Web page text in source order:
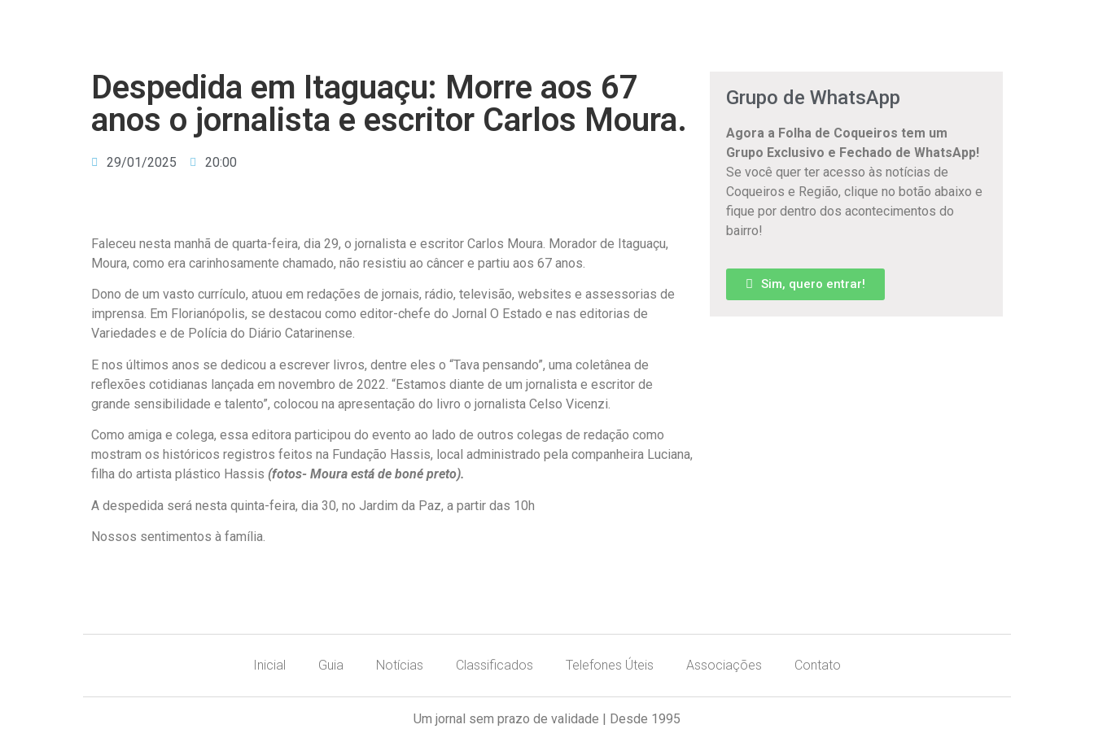
Despedida em Itaguaçu: Morre aos 67
anos o jornalista e escritor Carlos Moura.
29/01/2025 20:00
Faleceu nesta manhã de quarta-feira, dia 29, o jornalista e escritor Carlos Moura. Morador de Itaguaçu,
Moura, como era carinhosamente chamado, não resistiu ao câncer e partiu aos 67 anos.
Dono de um vasto currículo, atuou em redações de jornais, rádio, televisão, websites e assessorias de
imprensa. Em Florianópolis, se destacou como editor-chefe do Jornal O Estado e nas editorias de
Variedades e de Polícia do Diário Catarinense.
E nos últimos anos se dedicou a escrever livros, dentre eles o “Tava pensando”, uma coletânea de
reflexões cotidianas lançada em novembro de 2022. “Estamos diante de um jornalista e escritor de
grande sensibilidade e talento”, colocou na apresentação do livro o jornalista Celso Vicenzi.
Como amiga e colega, essa editora participou do evento ao lado de outros colegas de redação como
mostram os históricos registros feitos na Fundação Hassis, local administrado pela companheira Luciana,
filha do artista plástico Hassis (fotos- Moura está de boné preto).
A despedida será nesta quinta-feira, dia 30, no Jardim da Paz, a partir das 10h
Nossos sentimentos à família.
Grupo de WhatsApp
Agora a Folha de Coqueiros tem um
Grupo Exclusivo e Fechado de WhatsApp!
Se você quer ter acesso às notícias de
Coqueiros e Região, clique no botão abaixo e
fique por dentro dos acontecimentos do
bairro!
Sim, quero entrar!
Inicial Guia Notícias Classificados Telefones Úteis Associações Contato
Um jornal sem prazo de validade | Desde 1995